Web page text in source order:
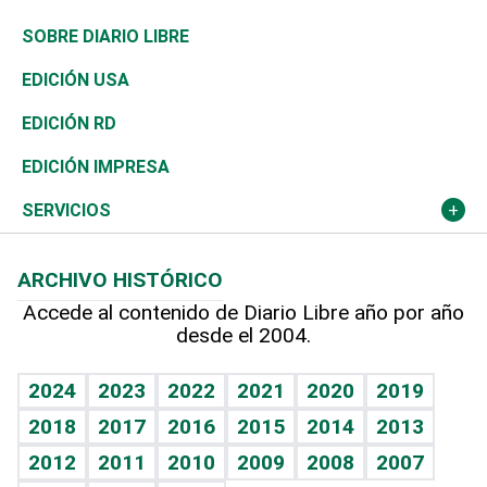
José Boquete
Reportajes
Asia
África
Ocenanía
Caribe
Resto del mundo
Consumo
Vivienda
Telecom.
Global y variable
Economía personal
Belleza
Buena Vida
Sociales
Novedades
Podcast Arte Libre
Hablando con el pediatra
Vida y familia
Eñe
Celebrando la vida
Golf
Ciclismo
Tenis
Olimpismo
Más deportes
Línea de hit
TBT Deportivo
De buena tinta
En Directo
El Espía
Noticiero Poteleche
Columnistas
Más firmas
Clima
Tecnología
Historia
Martes de tecnología
Cambio climático
Mundo
Economía
Revista
Deportes
Opinión
Hecho en casa
Guía del dinero
SOBRE DIARIO LIBRE
EDICIÓN USA
EDICIÓN RD
EDICIÓN IMPRESA
SERVICIOS
Cumpleaños
Horóscopos
Crucigramas
ARCHIVO HISTÓRICO
Accede al contenido de Diario Libre año por año
desde el 2004.
2024 2023 2022 2021 2020
2019
2018
2017 2016 2015 2014
2013
2012
2011 2010 2009 2008
2007